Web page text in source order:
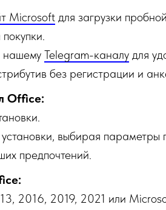
Microsoft для загрузки
нашему Telegram-каналу для
без регистрации и
Office:
выбирая параметры
предпочтений.
2016, 2019, 2021 или